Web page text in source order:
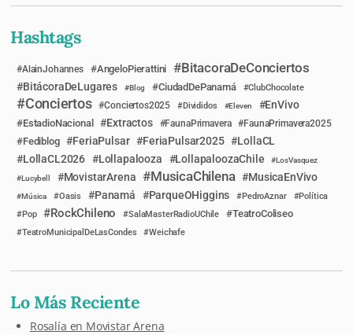
Hashtags
AlainJohannes AngeloPierattini BitacoraDeConciertos
BitácoraDeLugares Blog CiudadDePanamá ClubChocolate
Conciertos Conciertos2025 Divididos Eleven EnVivo
EstadioNacional Extractos FaunaPrimavera FaunaPrimavera2025
Fediblog FeriaPulsar FeriaPulsar2025
LollaCL
LollaCL2026
Lollapalooza LollapaloozaChile
LosVasquez
Lucybell
MovistarArena MusicaChilena MusicaEnVivo
Música Oasis Panamá ParqueOHiggins PedroAznar
Política
Pop
RockChileno SalaMasterRadioUChile TeatroColiseo
TeatroMunicipalDeLasCondes Weichafe
Lo Más Reciente
Rosalía en Movistar Arena